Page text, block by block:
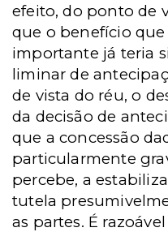
efeito, do ponto de
que o benefício
importante já teria
liminar de
de vista do réu, o
da decisão de
que a concessão
particularmente
percebe, a
tutela
as partes. É